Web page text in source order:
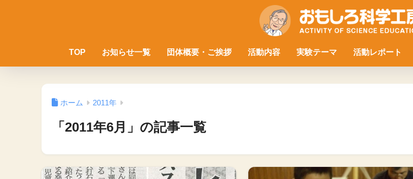
TOP お知らせ一覧 団体概要・ご挨拶 活動内容 実験テーマ 活動レポート
ホーム 2011年
「2011年6月」の記事一覧